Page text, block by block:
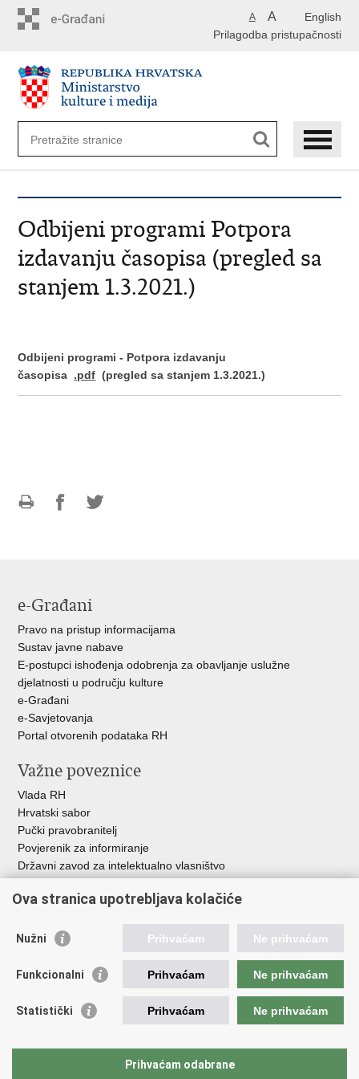
English
A A
Prilagodba pristupačnosti
Odbijeni programi Potpora
izdavanju časopisa (pregled sa
stanjem 1.3.2021.)
Odbijeni programi - Potpora izdavanju
časopisa .pdf (pregled sa stanjem 1.3.2021.)
e-Građani
Pravo na pristup informacijama
Sustav javne nabave
E-postupci ishođenja odobrenja za obavljanje uslužne
djelatnosti u području kulture
e-Građani
e-Savjetovanja
Portal otvorenih podataka RH
Važne poveznice
Vlada RH
Hrvatski sabor
Pučki pravobranitelj
Povjerenik za informiranje
Državni zavod za intelektualno vlasništvo
HAKOM
Ostale poveznice
Hrvatski audiovizualni centar
Creative Europe
EU National Institutes for Culture
Međunarodni centar za podvodnu arheologiju u Zadru (MCPA)
Ova stranica upotrebljava kolačiće
Nužni Prihvaćam Ne prihvaćam
Funkcionalni Prihvaćam Ne prihvaćam
Statistički Prihvaćam Ne prihvaćam
Prihvaćam odabrane